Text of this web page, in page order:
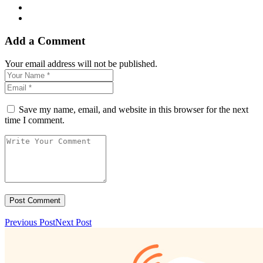
Add a Comment
Your email address will not be published.
Save my name, email, and website in this browser for the next
time I comment.
Previous PostNext Post